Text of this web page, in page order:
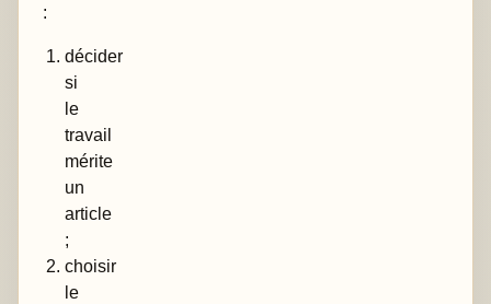
:
décider
si
le
travail
mérite
un
article
;
choisir
le